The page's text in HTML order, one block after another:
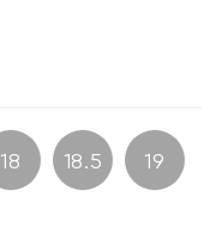
18 18.5 19